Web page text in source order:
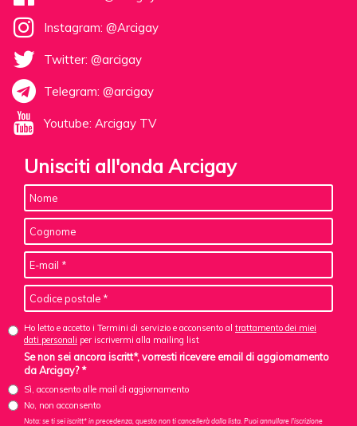
Instagram: @Arcigay
Twitter: @arcigay
Telegram: @arcigay
Youtube: Arcigay TV
Unisciti all'onda Arcigay
Ho letto e accetto i Termini di servizio e acconsento al trattamento dei miei
dati personali per iscrivermi alla mailing list
Se non sei ancora iscritt*, vorresti ricevere email di aggiornamento
da Arcigay? *
Sì, acconsento alle mail di aggiornamento
No, non acconsento
Nota: se ti sei iscritt* in precedenza, questo non ti cancellerà dalla lista. Puoi annullare l'iscrizione